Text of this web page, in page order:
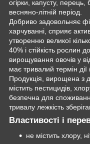
огірки, капусту,
весняно-літній період.
Добриво задовольняє
харчуванні, сприяє
утворенню великої
40% і стійкість рослин
вирощування овочів у
має тривалий термін дії
Продукція, вирощена з
містить пестицидів,
безпечна для
тривалу лежкість
Властивості і
не містить хлору,